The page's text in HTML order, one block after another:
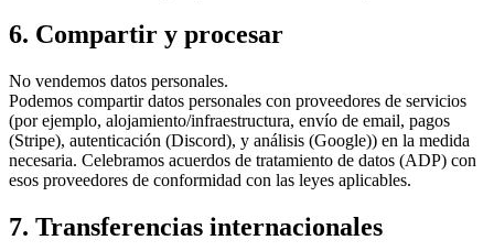
6. Compartir y procesar
No vendemos datos personales.
Podemos compartir datos personales con proveedores de servicios
(por ejemplo, alojamiento/infraestructura, envío de email, pagos
(Stripe), autenticación (Discord), y análisis (Google)) en la medida
necesaria. Celebramos acuerdos de tratamiento de datos (ADP) con
esos proveedores de conformidad con las leyes aplicables.
7. Transferencias internacionales